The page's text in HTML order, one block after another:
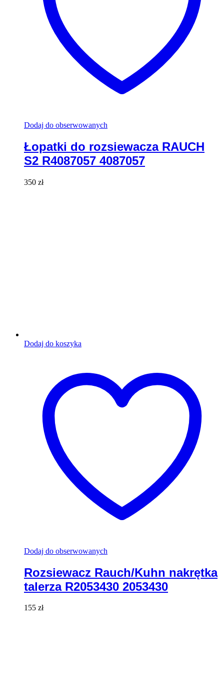
Dodaj do obserwowanych
Łopatki do rozsiewacza RAUCH
S2 R4087057 4087057
350 zł
Dodaj do koszyka
Dodaj do obserwowanych
Rozsiewacz Rauch/Kuhn nakrętka
talerza R2053430 2053430
155 zł